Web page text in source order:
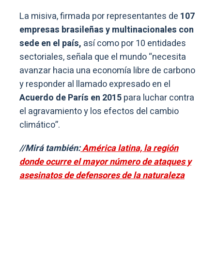
La misiva, firmada por representantes de 107
empresas brasileñas y multinacionales con
sede en el país, así como por 10 entidades
sectoriales, señala que el mundo “necesita
avanzar hacia una economía libre de carbono
y responder al llamado expresado en el
Acuerdo de París en 2015para luchar contra
el agravamiento y los efectos del cambio
climático”.
//Mirá también:América latina, la región
donde ocurre el mayor número de ataques y
asesinatos de defensores de la naturaleza